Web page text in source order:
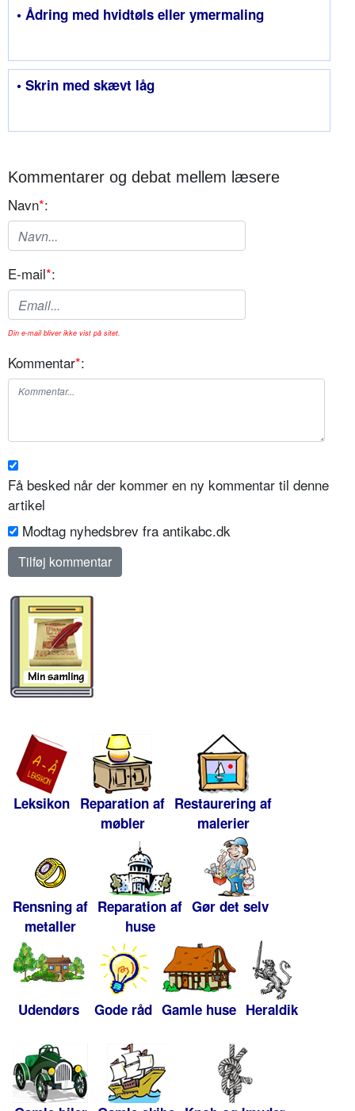
• Ådring med hvidtøls eller ymermaling
• Skrin med skævt låg
Kommentarer og debat mellem læsere
Navn*:
E-mail*:
Din e-mail bliver ikke vist på sitet.
Kommentar*:
Få besked når der kommer en ny kommentar til denne
artikel
Modtag nyhedsbrev fra antikabc.dk
Leksikon Reparation af
møbler
Restaurering af
malerier
Rensning af
metaller
Reparation af
huse
Gør det selv
Udendørs Gode råd Gamle huse Heraldik